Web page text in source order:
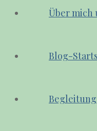
Über mich
Blog-
Begleitung